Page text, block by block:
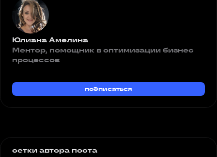
Юлиана Амелина
Ментор, помощник в оптимизации бизнес
процессов
подписаться
сетки автора поста